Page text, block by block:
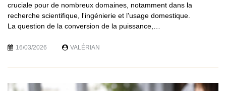
cruciale pour de nombreux domaines, notamment dans la
recherche scientifique, l'ingénierie et l'usage domestique.
La question de la conversion de la puissance,…
16/03/2026 VALÉRIAN